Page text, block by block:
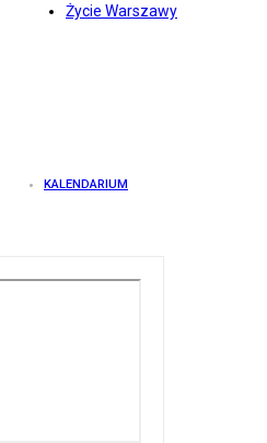
Życie Warszawy
KALENDARIUM